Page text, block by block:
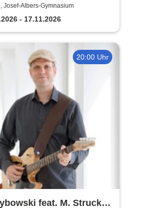
Josef-Albers-Gymnasium
- 17.11.2026
20:00 Uhr
feat. M. Strucken